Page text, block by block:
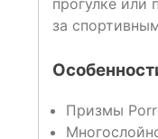
за
Призмы